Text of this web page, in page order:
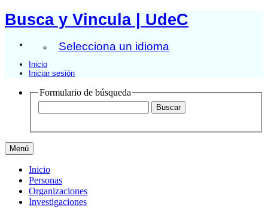
Busca y Vincula | UdeC
Selecciona un idioma
Inicio
Iniciar sesión
Formulario de búsqueda
Menú
Inicio
Personas
Organizaciones
Investigaciones